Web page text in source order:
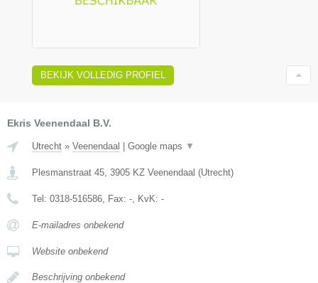
BEKIJK VOLLEDIG PROFIEL
Ekris Veenendaal B.V.
Utrecht » Veenendaal Google maps ▼
Plesmanstraat 45 3905 KZ Veenendaal (Utrecht)
Tel: 0318-516586 , Fax: - , KvK: -
E-mailadres onbekend
Website onbekend
Beschrijving onbekend